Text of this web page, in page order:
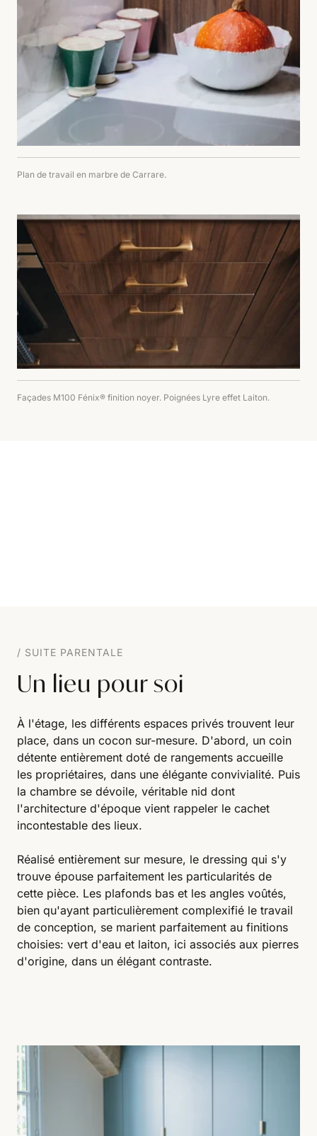
Plan de travail en marbre de Carrare.
Façades M100 Fénix® finition noyer. Poignées Lyre effet Laiton.
SUITE PARENTALE
Un lieu pour soi
À l'étage, les différents espaces privés trouvent leur
place, dans un cocon sur-mesure. D'abord, un coin
détente entièrement doté de rangements accueille
les propriétaires, dans une élégante convivialité. Puis
la chambre se dévoile, véritable nid dont
l'architecture d'époque vient rappeler le cachet
incontestable des lieux.
Réalisé entièrement sur mesure, le dressing qui s'y
trouve épouse parfaitement les particularités de
cette pièce. Les plafonds bas et les angles voûtés,
bien qu'ayant particulièrement complexifié le travail
de conception, se marient parfaitement au finitions
choisies: vert d'eau et laiton, ici associés aux pierres
d'origine, dans un élégant contraste.